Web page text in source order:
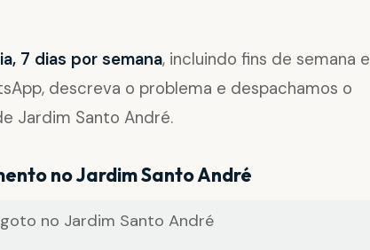
7 dias por semana, incluindo fins de semana e
descreva o problema e despachamos o
Jardim Santo André.
no Jardim Santo André
no Jardim Santo André